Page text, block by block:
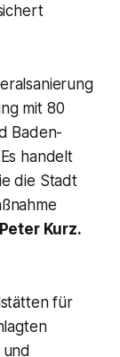
mit 80
Baden-
handelt
die Stadt
Peter Kurz.
für
und